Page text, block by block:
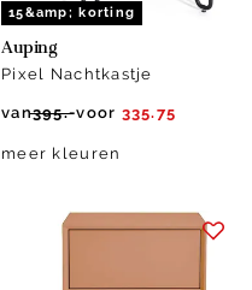
15&amp; korting
Auping
Pixel Nachtkastje
van395.-voor 335.75
meer kleuren